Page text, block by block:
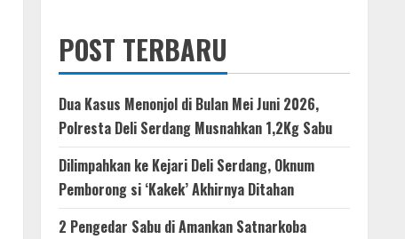
POST TERBARU
Dua Kasus Menonjol di Bulan Mei Juni 2026,
Polresta Deli Serdang Musnahkan 1,2Kg Sabu
Dilimpahkan ke Kejari Deli Serdang, Oknum
Pemborong si ‘Kakek’ Akhirnya Ditahan
2 Pengedar Sabu di Amankan Satnarkoba